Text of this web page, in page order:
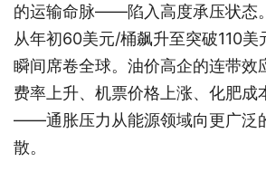
的运输命脉——陷入高度承压状态
从年初60美元/桶飙升至突破110美
瞬间席卷全球。油价高企的连带效
费率上升、机票价格上涨、化肥成
——通胀压力从能源领域向更广泛
散。